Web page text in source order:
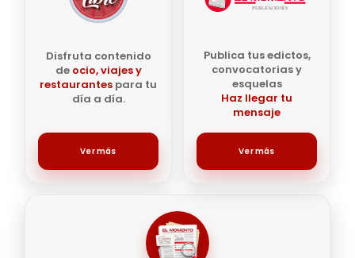
Disfruta contenido
de ocio, viajes y
restaurantes para tu
día a día.
Ver más
Publica tus edictos,
convocatorias y
esquelas
Haz llegar tu
mensaje
Ver más